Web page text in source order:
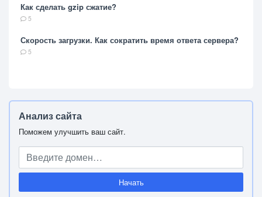
Как сделать gzip сжатие?
5
Скорость загрузки. Как сократить время ответа сервера?
5
Анализ сайта
Поможем улучшить ваш сайт.
Начать